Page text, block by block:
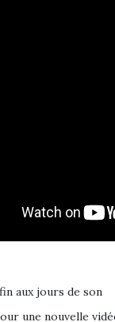
aux jours de son
une nouvelle